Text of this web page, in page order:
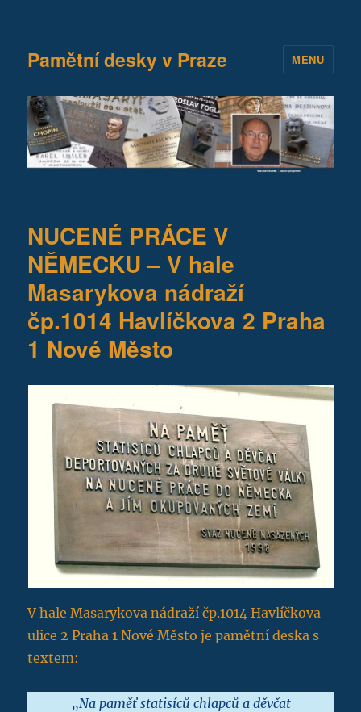
Pamětní desky v Praze MENU
NUCENÉ PRÁCE V
NĚMECKU – V hale
Masarykova nádraží
čp.1014 Havlíčkova 2 Praha
1 Nové Město
V hale Masarykova nádraží čp.1014 Havlíčkova
ulice 2 Praha 1 Nové Město je pamětní deska s
textem:
„Na paměť statisíců chlapců a děvčat